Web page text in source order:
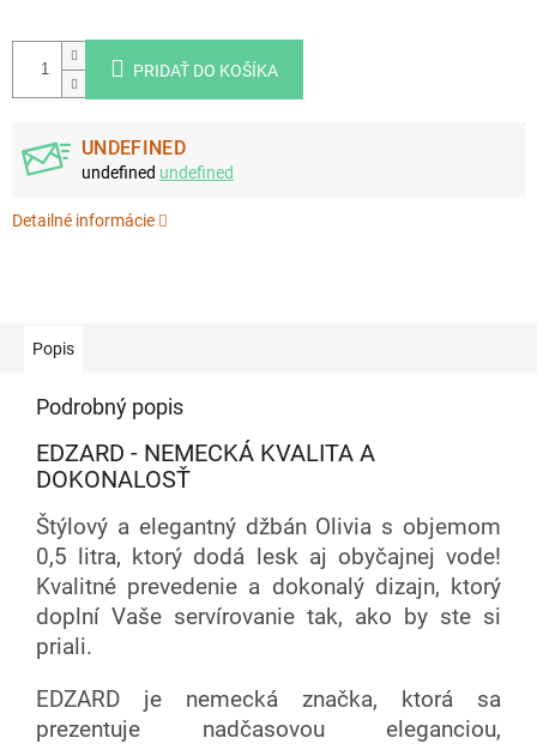
PRIDAŤ DO KOŠÍKA
UNDEFINED
undefined undefined
Detailné informácie
Popis
Podrobný popis
EDZARD - NEMECKÁ KVALITA A
DOKONALOSŤ
Štýlový a elegantný džbán Olivia s objemom
0,5 litra, ktorý dodá lesk aj obyčajnej vode!
Kvalitné prevedenie a dokonalý dizajn, ktorý
doplní Vaše servírovanie tak, ako by ste si
priali.
EDZARD je nemecká značka, ktorá sa
prezentuje nadčasovou eleganciou,